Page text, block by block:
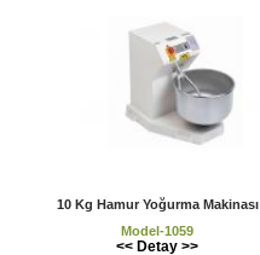
10 Kg Hamur Yoğurma Makinası
Model-1059
<< Detay >>